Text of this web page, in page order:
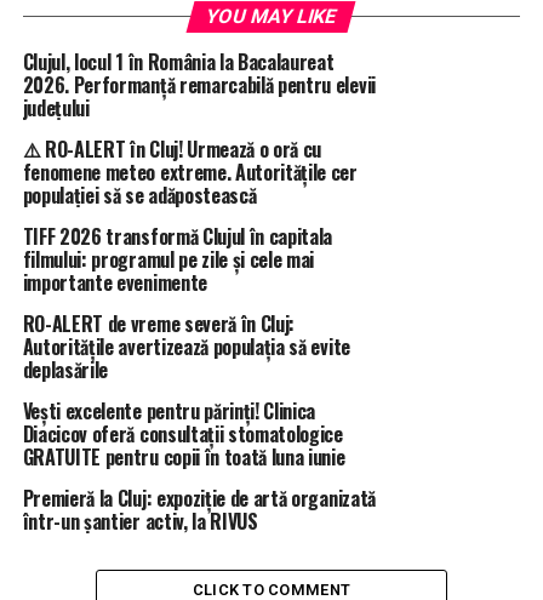
YOU MAY LIKE
Clujul, locul 1 în România la Bacalaureat
2026. Performanță remarcabilă pentru elevii
județului
⚠️ RO-ALERT în Cluj! Urmează o oră cu
fenomene meteo extreme. Autoritățile cer
populației să se adăpostească
TIFF 2026 transformă Clujul în capitala
filmului: programul pe zile și cele mai
importante evenimente
RO-ALERT de vreme severă în Cluj:
Autoritățile avertizează populația să evite
deplasările
Vești excelente pentru părinți! Clinica
Diacicov oferă consultații stomatologice
GRATUITE pentru copii în toată luna iunie
Premieră la Cluj: expoziție de artă organizată
într-un șantier activ, la RIVUS
CLICK TO COMMENT